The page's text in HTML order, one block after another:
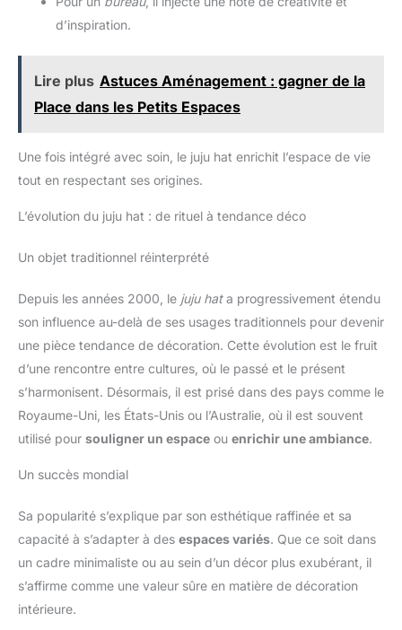
d’inspiration.
Lire plus Astuces Aménagement : gagner de la
Place dans les Petits Espaces
Une fois intégré avec soin, le juju hat enrichit l’espace de vie
tout en respectant ses origines.
L’évolution du juju hat : de rituel à tendance déco
Un objet traditionnel réinterprété
Depuis les années 2000, le juju hata progressivement étendu
son influence au-delà de ses usages traditionnels pour devenir
une pièce tendance de décoration. Cette évolution est le fruit
d’une rencontre entre cultures, où le passé et le présent
s’harmonisent. Désormais, il est prisé dans des pays comme le
Royaume-Uni, les États-Unis ou l’Australie, où il est souvent
utilisé pour souligner un espace ou enrichir une ambiance.
Un succès mondial
Sa popularité s’explique par son esthétique raffinée et sa
capacité à s’adapter à des espaces variés. Que ce soit dans
un cadre minimaliste ou au sein d’un décor plus exubérant, il
s’affirme comme une valeur sûre en matière de décoration
intérieure.